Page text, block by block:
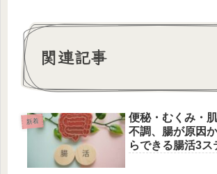
関連記事
新着
便秘・むくみ・
不調、腸が原因
らできる腸活3ス